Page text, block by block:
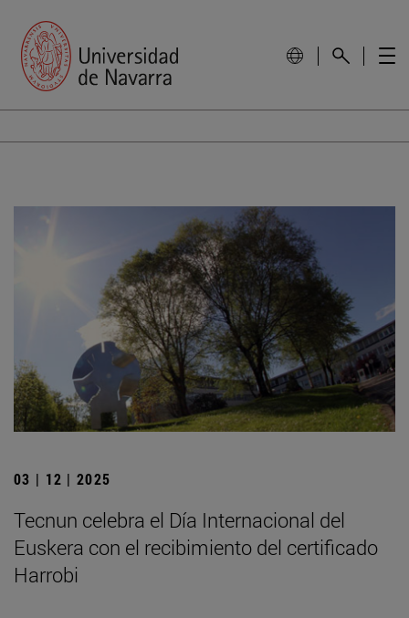
03 | 12 | 2025
Tecnun celebra el Día Internacional del
Euskera con el recibimiento del certificado
Harrobi